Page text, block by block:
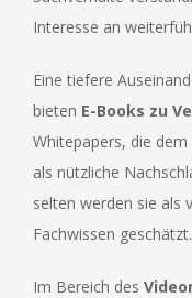
Interesse an
Eine tiefere
bieten E-Books zu
Whitepapers, die
als nützliche
selten werden sie als
Fachwissen geschätzt.
Im Bereich des